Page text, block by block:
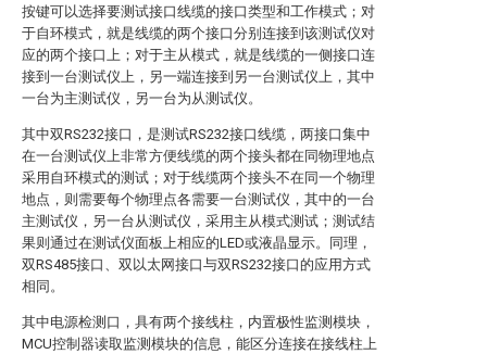
按键可以选择要测试接口线缆的接口类型和工作模式；对
于自环模式，就是线缆的两个接口分别连接到该测试仪对
应的两个接口上；对于主从模式，就是线缆的一侧接口连
接到一台测试仪上，另一端连接到另一台测试仪上，其中
一台为主测试仪，另一台为从测试仪。
其中双RS232接口，是测试RS232接口线缆，两接口集中
在一台测试仪上非常方便线缆的两个接头都在同物理地点
采用自环模式的测试；对于线缆两个接头不在同一个物理
地点，则需要每个物理点各需要一台测试仪，其中的一台
主测试仪，另一台从测试仪，采用主从模式测试；测试结
果则通过在测试仪面板上相应的LED或液晶显示。同理，
双RS485接口、双以太网接口与双RS232接口的应用方式
相同。
其中电源检测口，具有两个接线柱，内置极性监测模块，
MCU控制器读取监测模块的信息，能区分连接在接线柱上